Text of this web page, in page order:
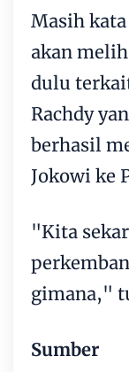
Masih
akan
dulu
Rachdy
berhasil
Jokowi ke
"Kita
gimana,"
Sumber